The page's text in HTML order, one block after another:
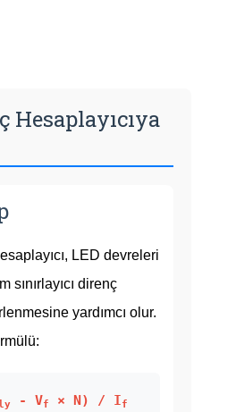
Hesaplayıcıya
LED devreleri
sınırlayıcı direnç
yardımcı olur.
- Vf × N) / If